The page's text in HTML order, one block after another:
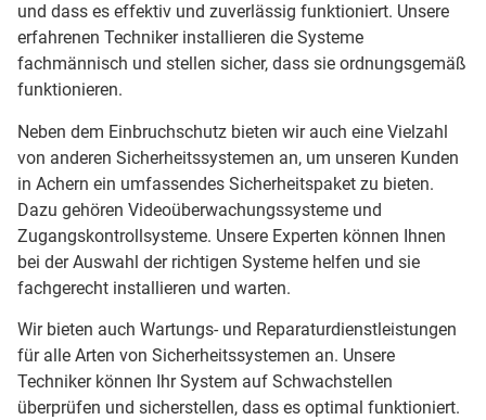
und dass es effektiv und zuverlässig funktioniert. Unsere
erfahrenen Techniker installieren die Systeme
fachmännisch und stellen sicher, dass sie ordnungsgemäß
funktionieren.
Neben dem Einbruchschutz bieten wir auch eine Vielzahl
von anderen Sicherheitssystemen an, um unseren Kunden
in Achern ein umfassendes Sicherheitspaket zu bieten.
Dazu gehören Videoüberwachungssysteme und
Zugangskontrollsysteme. Unsere Experten können Ihnen
bei der Auswahl der richtigen Systeme helfen und sie
fachgerecht installieren und warten.
Wir bieten auch Wartungs- und Reparaturdienstleistungen
für alle Arten von Sicherheitssystemen an. Unsere
Techniker können Ihr System auf Schwachstellen
überprüfen und sicherstellen, dass es optimal funktioniert.